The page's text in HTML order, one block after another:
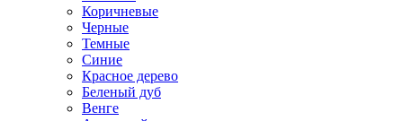
Коричневые
Черные
Темные
Синие
Красное дерево
Беленый дуб
Венге